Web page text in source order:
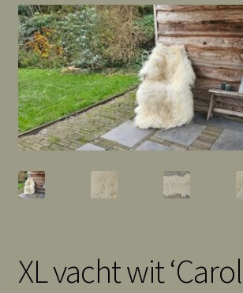
Winkelmand
Cookie Policy (EU)
XL vacht wit